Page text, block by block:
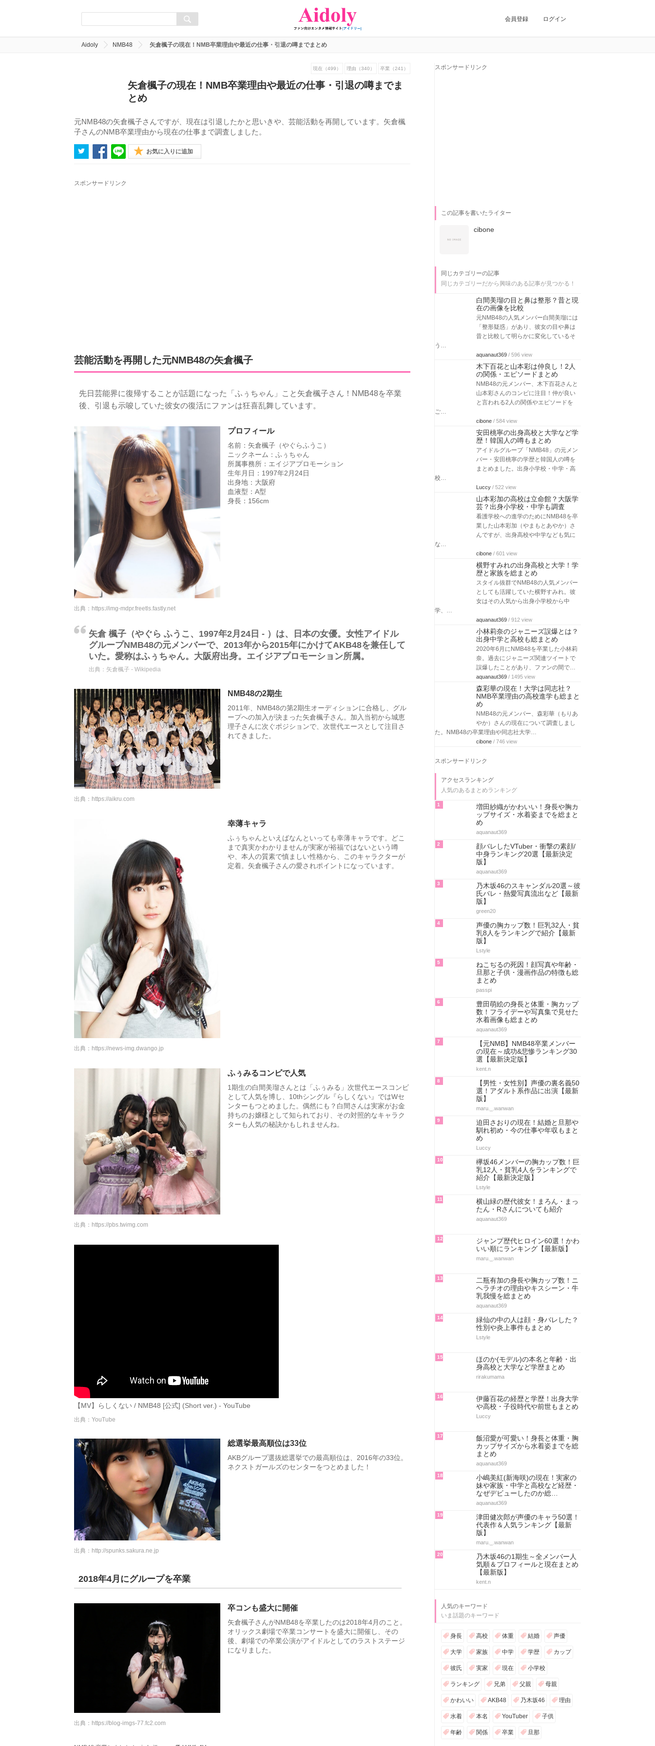
会員登録 ログイン
Aidoly NMB48 矢倉楓子の現在！NMB卒業理由や最近の仕事・引退の噂までまとめ
現在（499） 理由（340） 卒業（241）
矢倉楓子の現在！NMB卒業理由や最近の仕事・引退の噂までま
とめ
元NMB48の矢倉楓子さんですが、現在は引退したかと思いきや、芸能活動を再開しています。矢倉楓
子さんのNMB卒業理由から現在の仕事まで調査しました。
お気に入りに追加
スポンサードリンク
芸能活動を再開した元NMB48の矢倉楓子
先日芸能界に復帰することが話題になった「ふぅちゃん」こと矢倉楓子さん！NMB48を卒業
後、引退も示唆していた彼女の復活にファンは狂喜乱舞しています。
プロフィール
名前：矢倉楓子（やぐらふうこ）
ニックネーム：ふぅちゃん
所属事務所：エイジアプロモーション
生年月日：1997年2月24日
出身地：大阪府
血液型：A型
身長：156cm
出典： https://img-mdpr.freetls.fastly.net
矢倉 楓子（やぐら ふうこ、1997年2月24日 - ）は、日本の女優。女性アイドル
グループNMB48の元メンバーで、2013年から2015年にかけてAKB48を兼任して
いた。愛称はふぅちゃん。大阪府出身。エイジアプロモーション所属。
出典： 矢倉楓子 - Wikipedia
NMB48の2期生
2011年、NMB48の第2期生オーディションに合格し、グル
ープへの加入が決まった矢倉楓子さん。加入当初から城恵
理子さんに次ぐポジションで、次世代エースとして注目さ
れてきました。
出典： https://aikru.com
幸薄キャラ
ふぅちゃんといえばなんといっても幸薄キャラです。どこ
まで真実かわかりませんが実家が裕福ではないという噂
や、本人の質素で慎ましい性格から、このキャラクターが
定着。矢倉楓子さんの愛されポイントになっています。
出典： https://news-img.dwango.jp
ふぅみるコンビで人気
1期生の白間美瑠さんとは「ふぅみる」次世代エースコンビ
として人気を博し、10thシングル『らしくない』ではWセ
ンターもつとめました。偶然にも？白間さんは実家がお金
持ちのお嬢様として知られており、その対照的なキャラク
ターも人気の秘訣かもしれませんね。
出典： https://pbs.twimg.com
【MV】らしくない / NMB48 [公式] (Short ver.) - YouTube
出典：YouTube
総選挙最高順位は33位
AKBグループ選抜総選挙での最高順位は、2016年の33位。
ネクストガールズのセンターをつとめました！
出典： http://spunks.sakura.ne.jp
2018年4月にグループを卒業
卒コンも盛大に開催
矢倉楓子さんがNMB48を卒業したのは2018年4月のこと。
オリックス劇場で卒業コンサートを盛大に開催し、その
後、劇場での卒業公演がアイドルとしてのラストステージ
になりました。
出典： https://blog-imgs-77.fc2.com
スポンサードリンク
この記事を書いたライター
cibone
同じカテゴリーの記事
同じカテゴリーだから興味のある記事が見つかる！
白間美瑠の目と鼻は整形？昔と現
在の画像を比較
元NMB48の人気メンバー白間美瑠には
「整形疑惑」があり、彼女の目や鼻は
昔と比較して明らかに変化しているそ
う…
aquanaut369 / 596 view
木下百花と山本彩は仲良し！2人
の関係・エピソードまとめ
NMB48の元メンバー、木下百花さんと
山本彩さんのコンビに注目！仲が良い
と言われる2人の関係やエピソードを
ご…
cibone / 584 view
安田桃寧の出身高校と大学など学
歴！韓国人の噂もまとめ
アイドルグループ「NMB48」の元メン
バー・安田桃寧の学歴と韓国人の噂を
まとめました。出身小学校・中学・高
校…
Luccy / 522 view
山本彩加の高校は立命館？大阪学
芸？出身小学校・中学も調査
看護学校への進学のためにNMB48を卒
業した山本彩加（やまもとあやか）さ
んですが、出身高校や中学なども気に
な…
cibone / 601 view
横野すみれの出身高校と大学！学
歴と家族を総まとめ
スタイル抜群でNMB48の人気メンバー
としても活躍していた横野すみれ。彼
女はその人気から出身小学校から中
学、…
aquanaut369 / 912 view
小林莉奈のジャニーズ誤爆とは？
出身中学と高校も総まとめ
2020年6月にNMB48を卒業した小林莉
奈。過去にジャニーズ関連ツイートで
誤爆したことがあり、ファンの間で…
aquanaut369 / 1495 view
森彩華の現在！大学は同志社？
NMB卒業理由の高校進学も総まと
め
NMB48の元メンバー、森彩華（もりあ
やか）さんの現在について調査しまし
た。NMB48の卒業理由や同志社大学…
cibone / 746 view
スポンサードリンク
アクセスランキング
人気のあるまとめランキング
1
増田紗織がかわいい！身長や胸カ
ップサイズ・水着姿までを総まと
め
aquanaut369
2
顔バレしたVTuber・衝撃の素顔/
中身ランキング20選【最新決定
版】
aquanaut369
3
乃木坂46のスキャンダル20選～彼
氏バレ・熱愛写真流出など【最新
版】
green20
4
声優の胸カップ数！巨乳32人・貧
乳8人をランキングで紹介【最新
版】
Lstyle
5
ねこぢるの死因！顔写真や年齢・
旦那と子供・漫画作品の特徴も総
まとめ
passpi
6
豊田萌絵の身長と体重・胸カップ
数！フライデーや写真集で見せた
水着画像も総まとめ
aquanaut369
7
【元NMB】NMB48卒業メンバー
の現在～成功&悲惨ランキング30
選【最新決定版】
kent.n
8
【男性・女性別】声優の裏名義50
選！アダルト系作品に出演【最新
版】
maru._.wanwan
9
迫田さおりの現在！結婚と旦那や
馴れ初め・今の仕事や年収もまと
め
Luccy
10
欅坂46メンバーの胸カップ数！巨
乳12人・貧乳4人をランキングで
紹介【最新決定版】
Lstyle
11
横山緑の歴代彼女！まろん・まっ
たん・Rさんについても紹介
aquanaut369
12
ジャンプ歴代ヒロイン60選！かわ
いい順にランキング【最新版】
maru._.wanwan
13
二瓶有加の身長や胸カップ数！ニ
ヘラチオの理由やキスシーン・牛
乳我慢を総まとめ
aquanaut369
14
緑仙の中の人は顔・身バレした？
性別や炎上事件もまとめ
Lstyle
15
ほのか(モデル)の本名と年齢・出
身高校と大学など学歴まとめ
rirakumama
16
伊藤百花の経歴と学歴！出身大学
や高校・子役時代や前世もまとめ
Luccy
17
飯沼愛が可愛い！身長と体重・胸
カップサイズから水着姿までを総
まとめ
aquanaut369
18
小嶋美紅(新海咲)の現在！実家の
妹や家族・中学と高校など経歴・
なぜデビューしたのか総…
aquanaut369
19
津田健次郎が声優のキャラ50選！
代表作＆人気ランキング【最新
版】
maru._.wanwan
20
乃木坂46の1期生～全メンバー人
気順＆プロフィールと現在まとめ
【最新版】
kent.n
人気のキーワード
いま話題のキーワード
身長 高校 体重 結婚 声優
大学 家族 中学 学歴 カップ
彼氏 実家 現在 小学校
ランキング 兄弟 父親 母親
かわいい AKB48 乃木坂46 理由
水着 本名 YouTuber 子供
年齢 関係 卒業 旦那